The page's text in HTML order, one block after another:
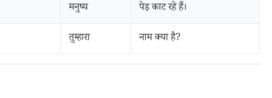
मनुष्य
पेड़ काट रहे हैं।
तुम्हारा नाम क्या है?